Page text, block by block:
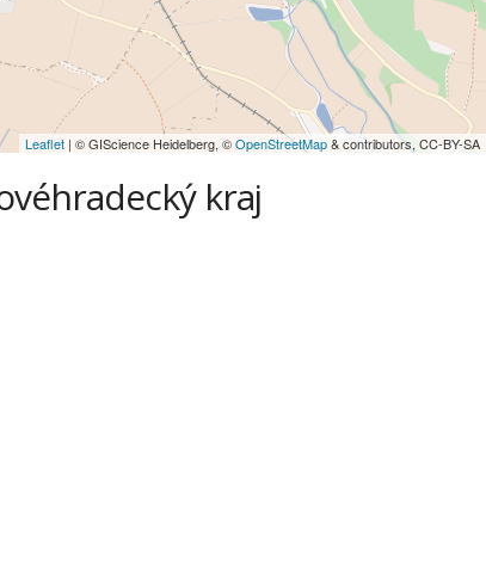
Leaflet | © GIScience Heidelberg, ©OpenStreetMap& contributors, CC-BY-SA
kraj